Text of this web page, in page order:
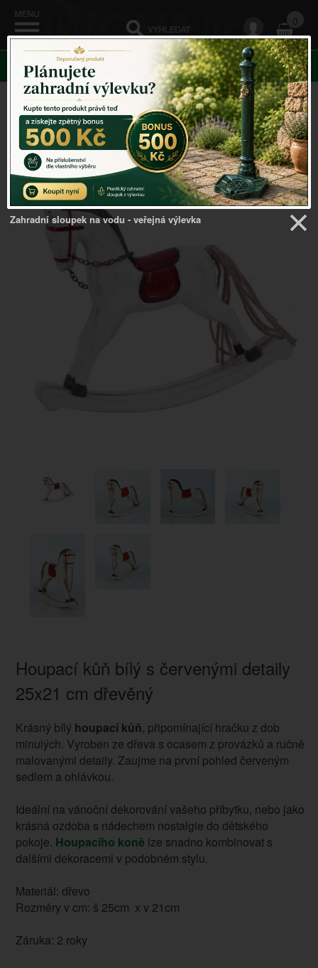
0
KATEGORIE
Venkovský domov ->Houpací koně->Houpací kůň bílý
s červenými detaily 25x21 cm dřevěný
Houpací kůň bílý s červenými detaily
25x21 cm dřevěný
Krásný bílý houpací kůň, připomínající hračku z dob
minulých. Vyroben ze dřeva s ocasem z provázků a ručně
malovanými detaily. Zaujme na první pohled červeným
sedlem a ohlávkou.
Ideální na vánoční dekorování vašeho příbytku, nebo jako
krásná ozdoba s nádechem nostalgie do dětského
pokoje. Houpacího koně lze snadno kombinovat s
dalšími dekoracemi v podobném stylu.
Materiál: dřevo
Rozměry v cm: š 25cm x v 21cm
Záruka: 2 roky
Zahradní sloupek na vodu - veřejná výlevka